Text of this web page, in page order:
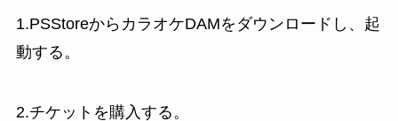
1.PSStoreからカラオケDAMをダウンロードし、起
動する。
2.チケットを購入する。